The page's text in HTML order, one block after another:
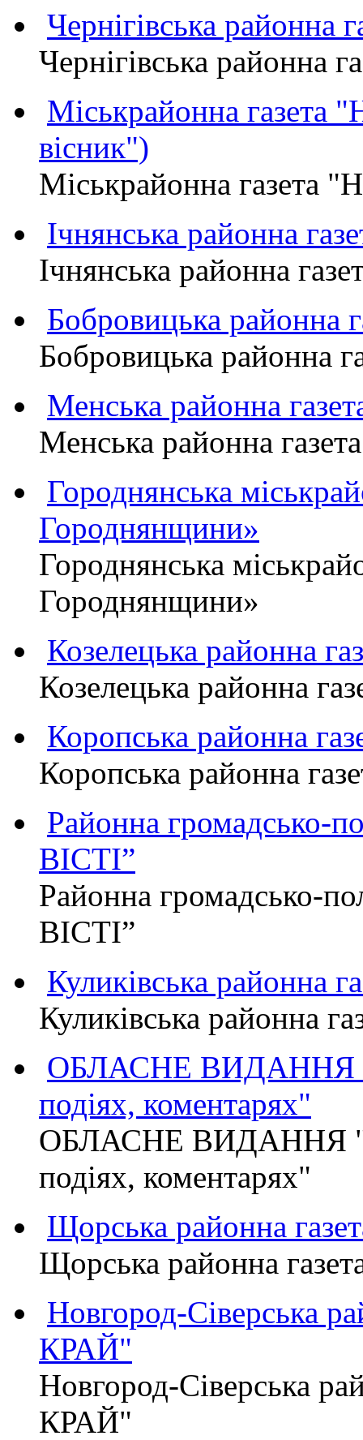
Чернігівська
Чернігівська
Міськрайонна
вісник")
Міськрайонна газета
Ічнянська районна
Ічнянська районна
Бобровицька
Бобровицька
Менська районна
Менська районна
Городнянська
Городнянщини»
Городнянська
Городнянщини»
Козелецька районна
Козелецька районна
Коропська районна
Коропська районна
Районна громадсько-
ВІСТІ”
Районна громадсько-
ВІСТІ”
Куликівська районна
Куликівська районна
ОБЛАСНЕ ВИДАННЯ
подіях, коментарях"
ОБЛАСНЕ ВИДАННЯ
подіях, коментарях"
Щорська районна
Щорська районна
Новгород-Сіверська
КРАЙ"
Новгород-Сіверська
КРАЙ"